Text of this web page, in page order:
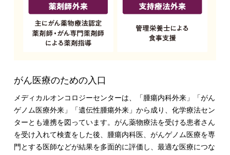
がん医療のための入口
メディカルオンコロジーセンターは、「腫瘍内科外来」「がん
ゲノム医療外来」「遺伝性腫瘍外来」から成り、化学療法セン
ターとも連携を図っています。がん薬物療法を受ける患者さん
を受け入れて検査をした後、腫瘍内科医、がんゲノム医療を専
門とする医師などが結果を多面的に評価し、最適な医療につな